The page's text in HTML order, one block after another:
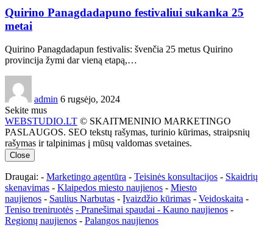
Quirino Panagdadapuno festivaliui sukanka 25
metai
Quirino Panagdadapun festivalis: švenčia 25 metus Quirino
provincija žymi dar vieną etapą,…
admin 6 rugsėjo, 2024
Sekite mus
WEBSTUDIO.LT © SKAITMENINIO MARKETINGO
PASLAUGOS. SEO tekstų rašymas, turinio kūrimas, straipsnių
rašymas ir talpinimas į mūsų valdomas svetaines.
Close
Draugai: - Marketingo agentūra - Teisinės konsultacijos - Skaidrių
skenavimas - Klaipedos miesto naujienos - Miesto
naujienos - Saulius Narbutas - Įvaizdžio kūrimas - Veidoskaita -
Teniso treniruotės - Pranešimai spaudai - Kauno naujienos -
Regionų naujienos - Palangos naujienos